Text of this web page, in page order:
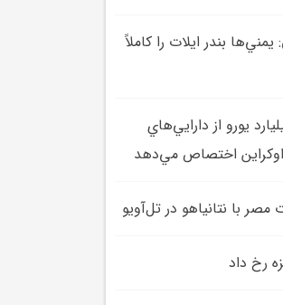
بندر ايلات را کاملاً
اروپا 140 ميليارد يورو از دارايي‌هاي
اوکراين اختصاص مي‌دهد
مصر با نتانياهو در تل‌آويو
رخ داد